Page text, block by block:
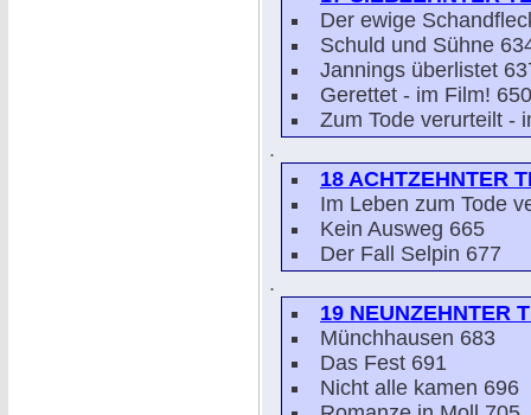
Der ewige
Schuld und Sühne
Jannings überlistet
Gerettet - im Film! 650
Zum Tode verurteilt -
.
18 ACHTZEHNTER
Im Leben zum Tode
Kein Ausweg 665
Der Fall Selpin 677
.
19 NEUNZEHNTER
Münchhausen 683
Das Fest 691
Nicht alle kamen 696